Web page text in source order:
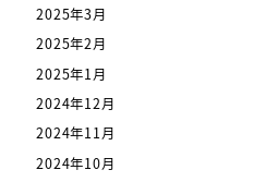
2025年3月
2025年2月
2025年1月
2024年12月
2024年11月
2024年10月